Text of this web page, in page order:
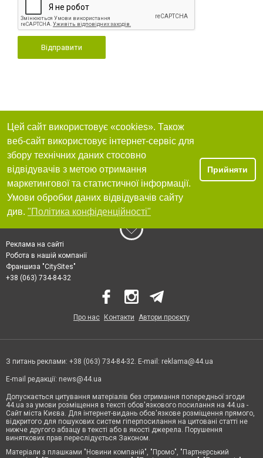
Відправити
Цей сайт використовує «cookies». Також
веб-сайт використовує інтернет-сервіс для
збору технічних даних стосовно
відвідувачів з метою отримання
маркетингової та статистичної інформації.
Умови обробки даних відвідувачів сайту
див. "Політика конфіденційності"
Прийняти
Реклама на сайті
Робота в нашій компанії
Франшиза "CitySites"
+38 (063) 734-84-32
Про нас Контакти Автори проєкту
З питань реклами: +38 (063) 734-84-32. E-mail: reklama@44.ua
E-mail редакції: news@44.ua
Допускається цитування матеріалів без отримання попередньої згоди
44.ua за умови розміщення в тексті обов'язкового посилання на 44.ua -
Сайт міста Києва. Для інтернет-видань обов'язкове розміщення прямого,
відкритого для пошукових систем гіперпосилання на цитовані статті не
нижче другого абзацу в тексті або в якості джерела. Порушення
виняткових прав переслідується Законом.
Матеріали з плашками "Новини компаній", "Промо", "Партнерський